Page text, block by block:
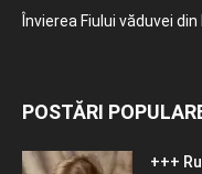
Învierea Fiului văduvei din
POSTĂRI
+++